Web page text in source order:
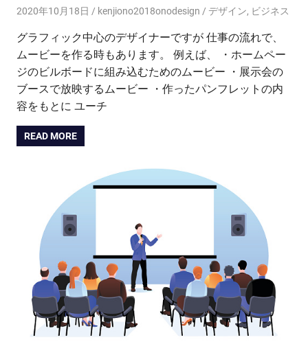
2020年10月18日 kenjiono2018onodesign デザイン, ビジネス
グラフィック中心のデザイナーですが 仕事の流れで、
ムービーを作る時もあります。 例えば、 ・ホームペー
ジのビルボードに組み込むためのムービー ・展示会の
ブースで放映するムービー ・作ったパンフレットの内
容をもとに ユーチ
READ MORE